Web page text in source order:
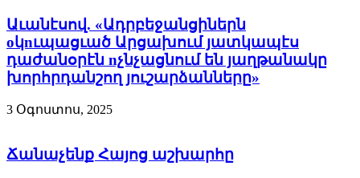
Աւանէսով. «Ադրբեջանցիներն
oկnւպացւած Արցախում յատկապէս
դաժանօրէն nչնչացնում են յաղթանակը
խորհրդանշող յուշարձանները»
3 Օգոստոս, 2025
Ճանաչենք Հայոց աշխարհը